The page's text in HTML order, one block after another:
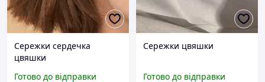
Сережки сердечка
цвяшки
Готово до відправки
Сережки цвяшки
Готово до відправки